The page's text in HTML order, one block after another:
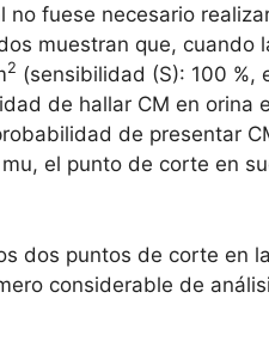
fuese necesario
muestran que, cuando
2 (sensibilidad (S): 100 %,
de hallar CM en orina
de presentar
el punto de corte en
dos puntos de corte en
considerable de